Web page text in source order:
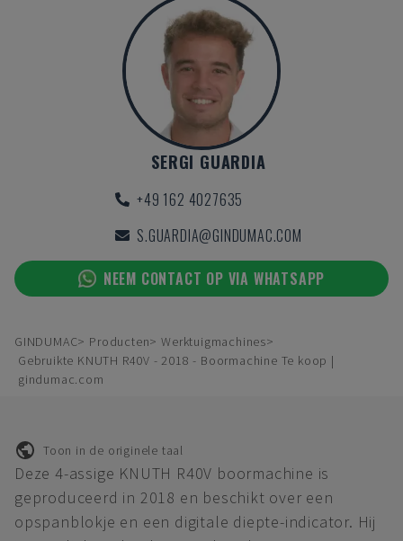
SERGI GUARDIA
+49 162 4027635
S.GUARDIA@GINDUMAC.COM
NEEM CONTACT OP VIA WHATSAPP
GINDUMAC Producten
Werktuigmachines
Gebruikte KNUTH R40V - 2018 - Boormachine Te koop |
gindumac.com
Toon in de originele taal
Deze 4-assige KNUTH R40V boormachine is
geproduceerd in 2018 en beschikt over een
opspanblokje en een digitale diepte-indicator. Hij